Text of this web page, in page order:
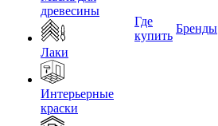
древесины
Лаки
Интерьерные
краски
Где
купить
Бренды